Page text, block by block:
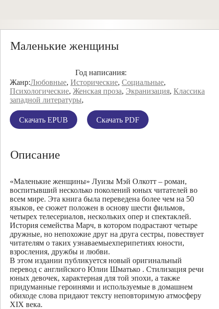
Маленькие женщины
Год написания:
Жанр:Любовные, Исторические, Социальные,
Психологические, Женская проза, Экранизация, Классика
западной литературы,
Скачать EPUB Скачать PDF
Описание
«Маленькие женщины» Луизы Мэй Олкотт – роман,
воспитывший несколько поколений юных читателей во
всем мире. Эта книга была переведена более чем на 50
языков, ее сюжет положен в основу шести фильмов,
четырех телесериалов, нескольких опер и спектаклей.
История семейства Марч, в котором подрастают четыре
дружные, но непохожие друг на друга сестры, повествует
читателям о таких узнаваемыехперипетиях юности,
взросления, дружбы и любви.
В этом издании публикуется новый оригинальный
перевод с английского Юлии Шматько . Стилизация речи
юных девочек, характерная для той эпохи, а также
придуманные героинями и используемые в домашнем
обиходе слова придают тексту неповторимую атмосферу
XIX века.